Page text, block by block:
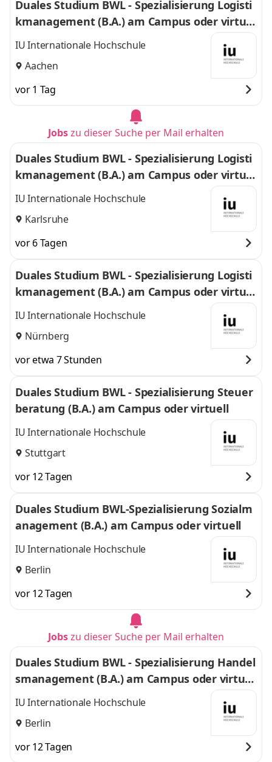
Duales Studium BWL - Spezialisierung Logisti
kmanagement (B.A.) am Campus oder virtuel
l
IU Internationale Hochschule
Aachen
vor 1 Tag
Jobszu dieser Suche per Mail erhalten
Duales Studium BWL - Spezialisierung Logisti
kmanagement (B.A.) am Campus oder virtuel
l
IU Internationale Hochschule
Karlsruhe
vor 6 Tagen
Duales Studium BWL - Spezialisierung Logisti
kmanagement (B.A.) am Campus oder virtuel
l
IU Internationale Hochschule
Nürnberg
vor etwa 7 Stunden
Duales Studium BWL - Spezialisierung Steuer
beratung (B.A.) am Campus oder virtuell
IU Internationale Hochschule
Stuttgart
vor 12 Tagen
Duales Studium BWL-Spezialisierung Sozialm
anagement (B.A.) am Campus oder virtuell
IU Internationale Hochschule
Berlin
vor 12 Tagen
Jobszu dieser Suche per Mail erhalten
Duales Studium BWL - Spezialisierung Handel
smanagement (B.A.) am Campus oder virtuel
l
IU Internationale Hochschule
Berlin
vor 12 Tagen